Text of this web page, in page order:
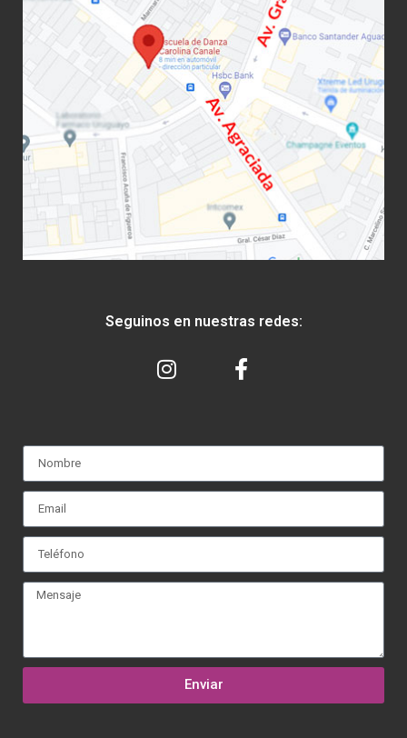
Seguinos en nuestras redes:
Enviar